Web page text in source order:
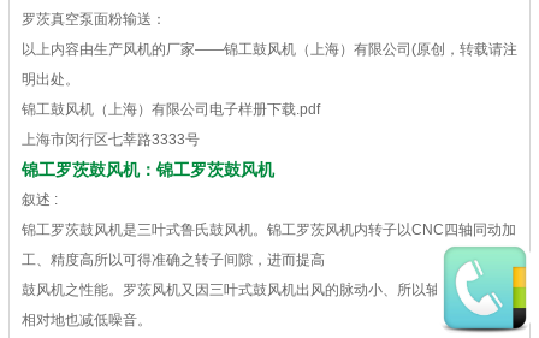
罗茨真空泵面粉输送：
以上内容由生产风机的厂家——锦工鼓风机（上海）有限公司(原创，转载请注
明出处。
锦工鼓风机（上海）有限公司电子样册下载.pdf
上海市闵行区七莘路3333号
锦工罗茨鼓风机：锦工罗茨鼓风机
叙述 :
锦工罗茨鼓风机是三叶式鲁氏鼓风机。锦工罗茨风机内转子以CNC四轴同动加
工、精度高所以可得准确之转子间隙，进而提高
鼓风机之性能。罗茨风机又因三叶式鼓风机出风的脉动小、所以轴承震动小,
相对地也减低噪音。